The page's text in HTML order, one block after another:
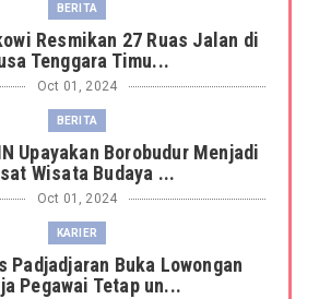
BERITA
Resmikan 27 Ruas Jalan di
Tenggara Timu...
Oct 01, 2024
BERITA
Upayakan Borobudur Menjadi
Wisata Budaya ...
Oct 01, 2024
KARIER
Padjadjaran Buka Lowongan
Pegawai Tetap un...